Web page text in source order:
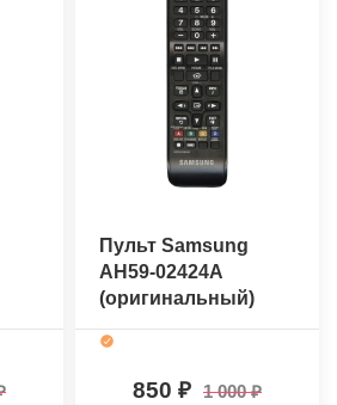
Пульт Samsung
AH59-02424A
(оригинальный)
850 1 000